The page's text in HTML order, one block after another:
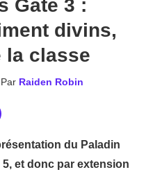
Gate 3 :
divins,
la classe
Par Raiden Robin
du Paladin
et donc par extension